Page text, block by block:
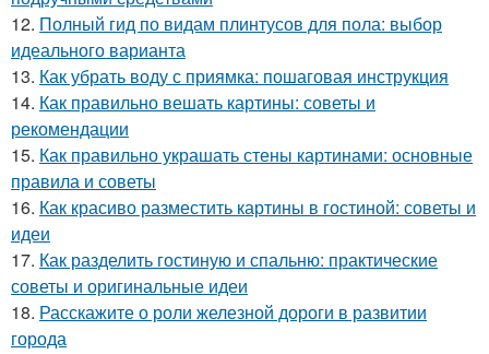
12. Полный гид по видам плинтусов для пола: выбор
идеального варианта
13. Как убрать воду с приямка: пошаговая инструкция
14. Как правильно вешать картины: советы и
рекомендации
15. Как правильно украшать стены картинами: основные
правила и советы
16. Как красиво разместить картины в гостиной: советы и
идеи
17. Как разделить гостиную и спальню: практические
советы и оригинальные идеи
18. Расскажите о роли железной дороги в развитии
города